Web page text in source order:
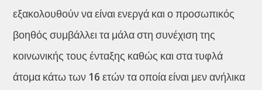
εξακολουθούν να είναι ενεργά και ο προσωπικός
βοηθός συμβάλλει τα μάλα στη συνέχιση της
κοινωνικής τους ένταξης καθώς και στα τυφλά
άτομα κάτω των 16 ετών τα οποία είναι μεν ανήλικα